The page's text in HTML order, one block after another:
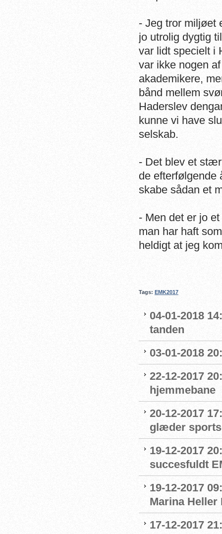
- Jeg tror miljøet
jo utrolig dygtig
var lidt specielt i
var ikke nogen
akademikere,
bånd mellem
Haderslev
kunne vi have
selskab.
- Det blev et
de efterfølgende
skabe sådan et
- Men det er jo
man har haft
heldigt at jeg
Tags: EMK2017
04-01-2018
tanden
03-01-2018
22-12-2017
hjemmebane
20-12-2017
glæder
19-12-2017
succesfuldt
19-12-2017
Marina Heller
17-12-2017